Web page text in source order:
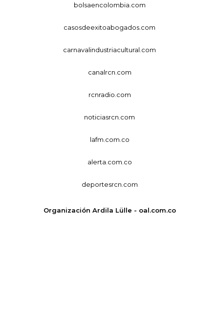
bolsaencolombia.com
casosdeexitoabogados.com
carnavalindustriacultural.com
canalrcn.com
rcnradio.com
noticiasrcn.com
lafm.com.co
alerta.com.co
deportesrcn.com
Organización Ardila Lülle - oal.com.co